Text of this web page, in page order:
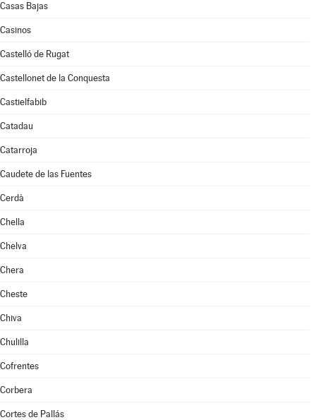
Casas Bajas
Casinos
Castelló de Rugat
Castellonet de la Conquesta
Castielfabib
Catadau
Catarroja
Caudete de las Fuentes
Cerdà
Chella
Chelva
Chera
Cheste
Chiva
Chulilla
Cofrentes
Corbera
Cortes de Pallás